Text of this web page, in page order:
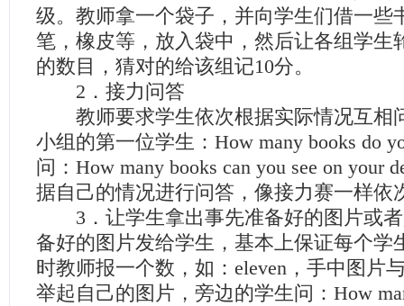
级。教师拿一个袋子，并向学生们借一些
笔，橡皮等，放入袋中，然后让各组学生
的数目，猜对的给该组记10分。
2．接力问答
教师要求学生依次根据实际情况互相
小组的第一位学生：How many books do
问：How many books can you see on your
据自己的情况进行问答，像接力赛一样依
3．让学生拿出事先准备好的图片或者
备好的图片发给学生，基本上保证每个学
时教师报一个数，如：eleven，手中图片
举起自己的图片，旁边的学生问：How